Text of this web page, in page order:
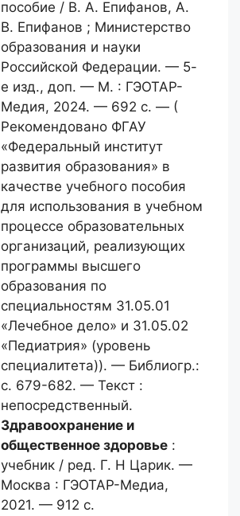
пособие / В. А. Епифанов, А.
В. Епифанов ; Министерство
образования и науки
Российской Федерации. — 5-
е изд., доп. — М. : ГЭОТАР-
Медия, 2024. — 692 с. — (
Рекомендовано ФГАУ
«Федеральный институт
развития образования» в
качестве учебного пособия
для использования в учебном
процессе образовательных
организаций, реализующих
программы высшего
образования по
специальностям 31.05.01
«Лечебное дело» и 31.05.02
«Педиатрия» (уровень
специалитета)). — Библиогр.:
с. 679-682. — Текст :
непосредственный.
Здравоохранение и
общественное здоровье :
учебник / ред. Г. Н Царик. —
Москва : ГЭОТАР-Медиа,
2021. — 912 с.